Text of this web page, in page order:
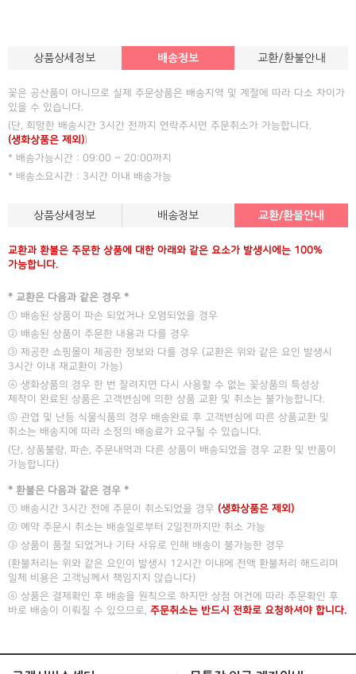
상품상세정보 배송정보 교환/환불안내
꽃은 공산품이 아니므로 실제 주문상품은 배송지역 및 계절에 따라 다소 차이가
있을 수 있습니다.
(단, 희망한 배송시간 3시간 전까지 연락주시면 주문취소가 가능합니다.
(생화상품은 제외))
* 배송가능시간 : 09:00 ~ 20:00까지
* 배송소요시간 : 3시간 이내 배송가능
상품상세정보 배송정보 교환/환불안내
교환과 환불은 주문한 상품에 대한 아래와 같은 요소가 발생시에는 100%
가능합니다.
* 교환은 다음과 같은 경우 *
① 배송된 상품이 파손 되었거나 오염되었을 경우
② 배송된 상품이 주문한 내용과 다를 경우
③ 제공한 쇼핑몰이 제공한 정보와 다를 경우 (교환은 위와 같은 요인 발생시
3시간 이내 재교환이 가능)
④ 생화상품의 경우 한 번 잘려지면 다시 사용할 수 없는 꽃상품의 특성상
제작이 완료된 상품은 고객변심에 의한 상품 교환 및 취소는 불가능합니다.
⑤ 관엽 및 난등 식물식품의 경우 배송완료 후 고객변심에 따른 상품교환 및
취소는 배송지에 따라 소정의 배송료가 요구될 수 있습니다.
(단, 상품불량, 파손, 주문내역과 다른 상품이 배송되었을 경우 교환 및 반품이
가능합니다)
* 환불은 다음과 같은 경우 *
① 배송시간 3시간 전에 주문이 취소되었을 경우 (생화상품은 제외)
② 예약 주문시 취소는 배송일로부터 2일전까지만 취소 가능
③ 상품이 품절 되었거나 기타 사유로 인해 배송이 불가능한 경우
(환불처리는 위와 같은 요인이 발생시 12시간 이내에 전액 환불처리 해드리며
일체 비용은 고객님께서 책임지지 않습니다)
④ 상품은 결제확인 후 배송을 원칙으로 하지만 상점 여건에 따라 주문확인 후
바로 배송이 이뤄질 수 있으므로, 주문취소는 반드시 전화로 요청하셔야 합니다.